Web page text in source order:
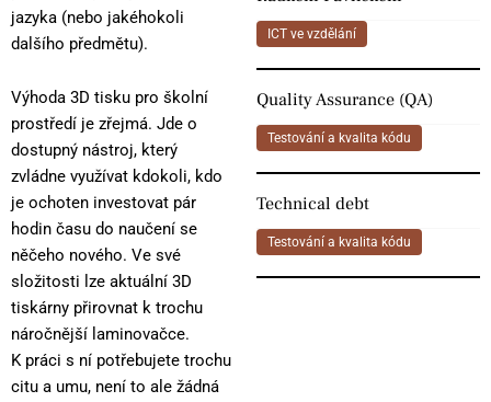
jazyka (nebo jakéhokoli
dalšího předmětu).
Výhoda 3D tisku pro školní
prostředí je zřejmá. Jde o
dostupný nástroj, který
zvládne využívat kdokoli, kdo
je ochoten investovat pár
hodin času do naučení se
něčeho nového. Ve své
složitosti lze aktuální 3D
tiskárny přirovnat k trochu
náročnější laminovačce.
K práci s ní potřebujete trochu
citu a umu, není to ale žádná
ICT ve vzdělání
Quality Assurance (QA)
Testování a kvalita kódu
Technical debt
Testování a kvalita kódu